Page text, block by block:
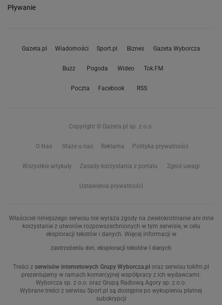
Pływanie
Gazeta.pl Wiadomości Sport.pl Biznes Gazeta Wyborcza
Buzz Pogoda Wideo Tok.FM
Poczta Facebook RSS
Copyright © Gazeta.pl sp. z o.o.
O Nas Staże u nas Reklama Polityka prywatności
Wszystkie artykuły Zasady korzystania z portalu Zgłoś uwagi
Ustawienia prywatności
Właściciel niniejszego serwisu nie wyraża zgody na zwielokrotnianie ani inne
korzystanie z utworów rozpowszechnionych w tym serwisie, w celu
eksploracji tekstów i danych. Więcej informacji w
zastrzeżeniu dot. eksploracji tekstów i danych
Treści z serwisów internetowych Grupy Wyborcza.pl oraz serwisu tokfm.pl
prezentujemy w ramach komercyjnej współpracy z ich wydawcami:
Wyborcza sp. z o.o. oraz Grupą Radiową Agory sp. z o.o.
Wybrane treści z serwisu Sport.pl są dostępne po wykupieniu płatnej
subskrypcji